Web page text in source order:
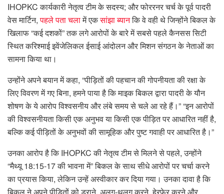
IHOPKC कार्यकारी नेतृत्व टीम के सदस्य; और फोररनर चर्च के पूर्व पादरी
वेस मार्टिन,पहले पता चलामें एकसांझा ब्यानकि वे वही थे जिन्होंने बिकल के
खिलाफ “कई दशकों” तक लगे आरोपों के बारे में सबसे पहले कैनसस सिटी
स्थित करिश्माई इवेंजेलिकल ईसाई आंदोलन और मिशन संगठन के नेताओं का
सामना किया था।
उन्होंने अपने बयान में कहा, “पीड़ितों की पहचान की गोपनीयता की रक्षा के
लिए विवरण में गए बिना, हमने पाया है कि माइक बिकल द्वारा पादरी के यौन
शोषण के ये आरोप विश्वसनीय और लंबे समय से चले आ रहे हैं।” “इन आरोपों
की विश्वसनीयता किसी एक अनुभव या किसी एक पीड़ित पर आधारित नहीं है,
बल्कि कई पीड़ितों के अनुभवों की सामूहिक और पुष्ट गवाही पर आधारित है।”
उनका आरोप है कि IHOPKC की नेतृत्व टीम से मिलने से पहले, उन्होंने
“मैथ्यू 18:15-17 की भावना में” बिकल के साथ सीधे आरोपों पर चर्चा करने
का प्रयास किया, लेकिन उन्हें अस्वीकार कर दिया गया। उनका दावा है कि